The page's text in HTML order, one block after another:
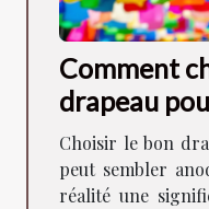
Comment
drapeau
?
Choisir le bon
peut sembler
réalité une